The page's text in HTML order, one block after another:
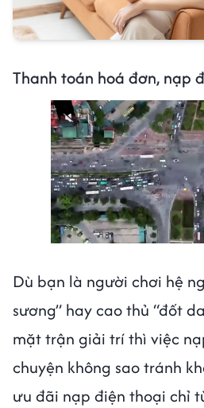
Thanh toán hoá đơn, nạp
Dù bạn là người chơi hệ
sương” hay cao thủ “đốt
mặt trận giải trí thì việc
chuyện không sao tránh
ưu đãi nạp điện thoại chỉ